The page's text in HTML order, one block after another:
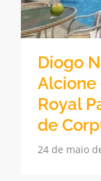
Diogo
Alcione
Royal
de
24 de maio